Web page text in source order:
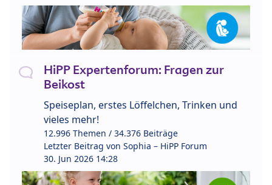
HiPP Expertenforum: Fragen zur
Beikost
Speiseplan, erstes Löffelchen, Trinken und
vieles mehr!
12.996 Themen / 34.376 Beiträge
Letzter Beitrag von Sophia – HiPP Forum
30. Jun 2026 14:28